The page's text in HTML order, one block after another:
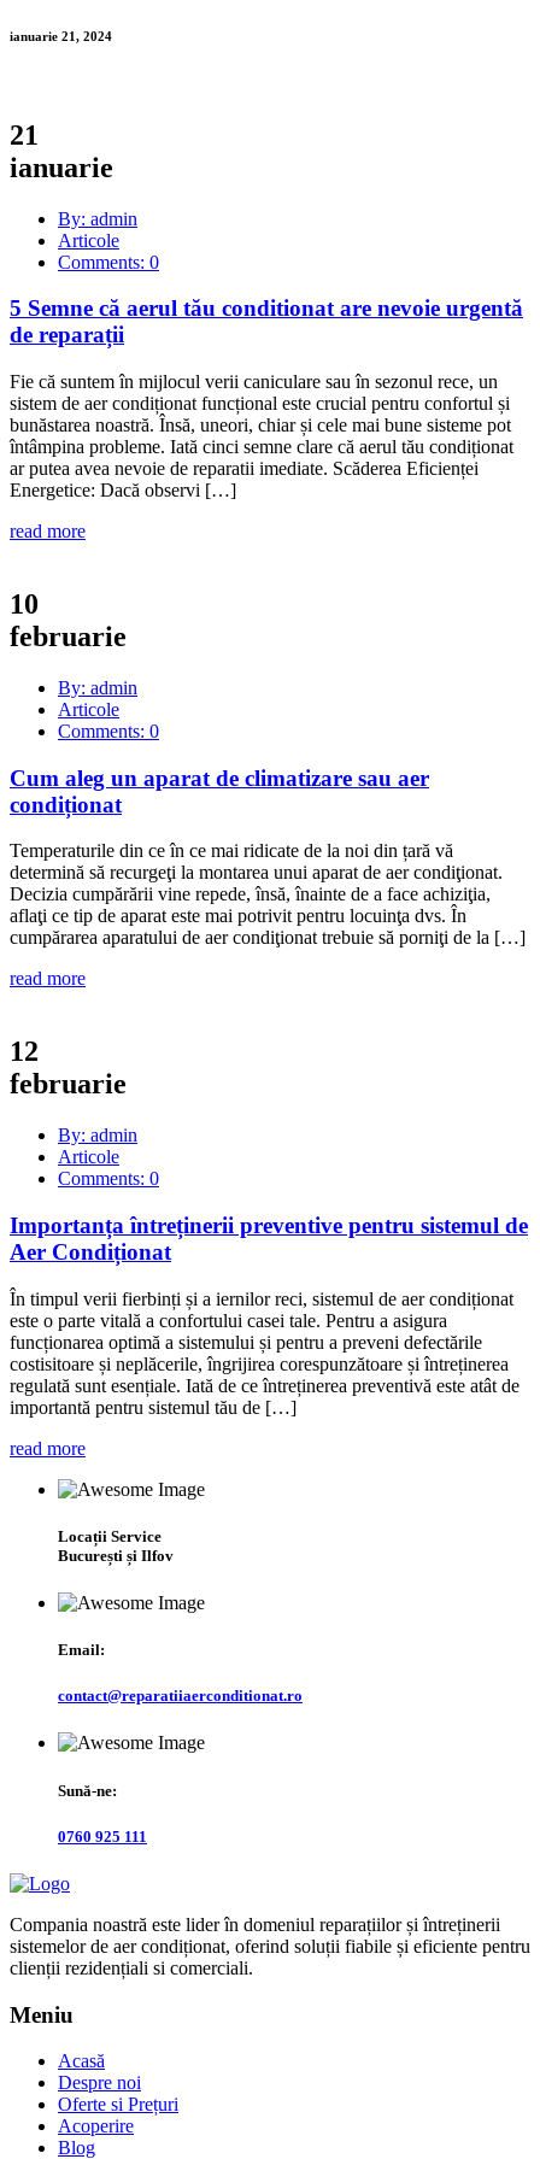
ianuarie 21, 2024
21
ianuarie
By: admin
Articole
Comments: 0
5 Semne că aerul tău conditionat are nevoie urgentă
de reparații
Fie că suntem în mijlocul verii caniculare sau în sezonul rece, un
sistem de aer condiționat funcțional este crucial pentru confortul și
bunăstarea noastră. Însă, uneori, chiar și cele mai bune sisteme pot
întâmpina probleme. Iată cinci semne clare că aerul tău condiționat
ar putea avea nevoie de reparatii imediate. Scăderea Eficienței
Energetice: Dacă observi […]
read more
10
februarie
By: admin
Articole
Comments: 0
Cum aleg un aparat de climatizare sau aer
condiționat
Temperaturile din ce în ce mai ridicate de la noi din țară vă
determină să recurgeţi la montarea unui aparat de aer condiţionat.
Decizia cumpărării vine repede, însă, înainte de a face achiziţia,
aflaţi ce tip de aparat este mai potrivit pentru locuinţa dvs. În
cumpărarea aparatului de aer condiţionat trebuie să porniţi de la […]
read more
12
februarie
By: admin
Articole
Comments: 0
Importanța întreținerii preventive pentru sistemul de
Aer Condiționat
În timpul verii fierbinți și a iernilor reci, sistemul de aer condiționat
este o parte vitală a confortului casei tale. Pentru a asigura
funcționarea optimă a sistemului și pentru a preveni defectările
costisitoare și neplăcerile, îngrijirea corespunzătoare și întreținerea
regulată sunt esențiale. Iată de ce întreținerea preventivă este atât de
importantă pentru sistemul tău de […]
read more
Locații Service
București și Ilfov
Email:
contact@reparatiiaerconditionat.ro
Sună-ne:
0760 925 111
Compania noastră este lider în domeniul reparațiilor și întreținerii
sistemelor de aer condiționat, oferind soluții fiabile și eficiente pentru
clienții rezidențiali si comerciali.
Meniu
Acasă
Despre noi
Oferte si Prețuri
Acoperire
Blog